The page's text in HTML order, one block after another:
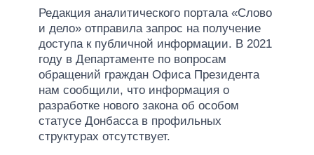
Редакция аналитического портала «Слово
и дело» отправила запрос на получение
доступа к публичной информации. В 2021
году в Департаменте по вопросам
обращений граждан Офиса Президента
нам сообщили, что информация о
разработке нового закона об особом
статусе Донбасса в профильных
структурах отсутствует.